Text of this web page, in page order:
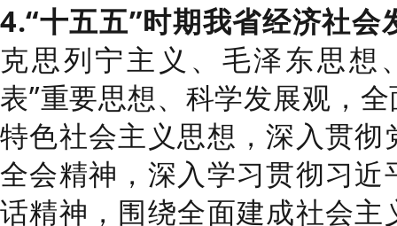
4.“十五五”时期我省经济社会
克思列宁主义、毛泽东思想
表”重要思想、科学发展观，
特色社会主义思想，深入贯
全会精神，深入学习贯彻习
话精神，围绕全面建成社会